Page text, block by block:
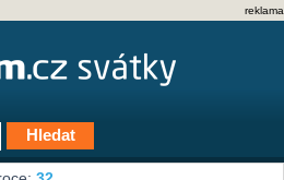
reklama